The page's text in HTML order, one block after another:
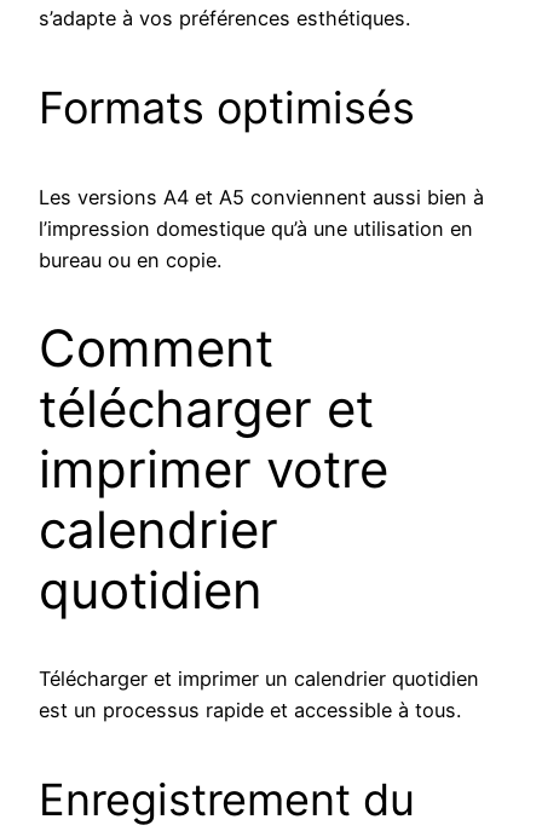
s’adapte à vos préférences esthétiques.
Formats optimisés
Les versions A4 et A5 conviennent aussi bien à
l’impression domestique qu’à une utilisation en
bureau ou en copie.
Comment
télécharger et
imprimer votre
calendrier
quotidien
Télécharger et imprimer un calendrier quotidien
est un processus rapide et accessible à tous.
Enregistrement du